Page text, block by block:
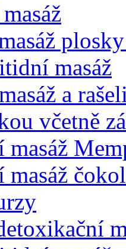
masáž
a
včetně
masáž
masáž